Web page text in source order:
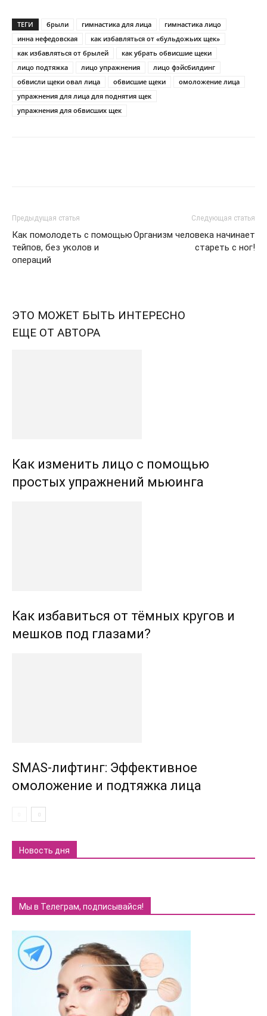
ТЕГИ брыли гимнастика для лица
гимнастика лицо
инна нефедовская
как избавляться от «бульдожьих щек»
как избавляться от брылей
как убрать обвисшие щеки
лицо подтяжка
лицо упражнения
лицо фэйсбилдинг
обвисли щеки овал лица
обвисшие щеки
омоложение лица
упражнения для лица для поднятия щек
упражнения для обвисших щек
Предыдущая статья
Как помолодеть с помощью
тейпов, без уколов и
операций
Следующая статья
Организм человека начинает
стареть с ног!
ЭТО МОЖЕТ БЫТЬ ИНТЕРЕСНО
ЕЩЕ ОТ АВТОРА
Как изменить лицо с помощью
простых упражнений мьюинга
Как избавиться от тёмных кругов и
мешков под глазами?
SMAS-лифтинг: Эффективное
омоложение и подтяжка лица
Новость дня
Мы в Телеграм, подписывайся!